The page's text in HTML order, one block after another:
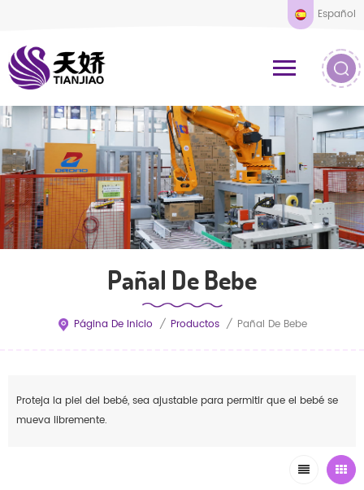
Español
Pañal De Bebe
Página De Inicio / Productos / Pañal De Bebe
Proteja la piel del bebé, sea ajustable para permitir que el bebé se
mueva libremente.